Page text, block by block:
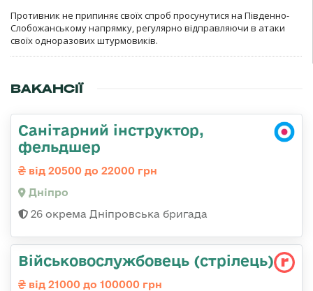
Противник не припиняє своїх спроб просунутися на Південно-
Слобожанському напрямку, регулярно відправляючи в атаки
своїх одноразових штурмовиків.
ВАКАНСІЇ
Санітарний інструктор,
фельдшер
від 20500 до 22000 грн
Дніпро
26 окрема Дніпровська бригада
Військовослужбовець (стрілець)
від 21000 до 100000 грн